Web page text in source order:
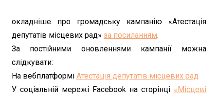
окладніше про громадську кампанію «Атестація
депутатів місцевих рад» за посиланням.
За постійними оновленнями кампанії можна
слідкувати:
На вебплатформі Атестація депутатів місцевих рад
У соціальній мережі Facebook на сторінці «Місцеві